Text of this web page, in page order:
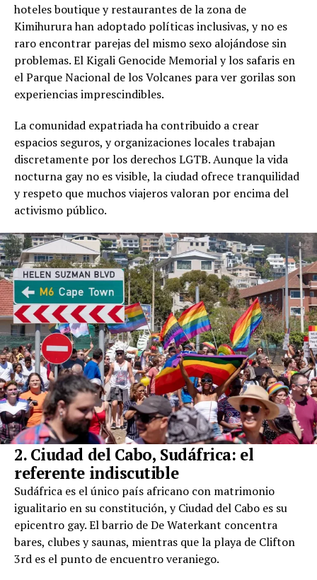
hoteles boutique y restaurantes de la zona de
Kimihurura han adoptado políticas inclusivas, y no es
raro encontrar parejas del mismo sexo alojándose sin
problemas. El Kigali Genocide Memorial y los safaris en
el Parque Nacional de los Volcanes para ver gorilas son
experiencias imprescindibles.
La comunidad expatriada ha contribuido a crear
espacios seguros, y organizaciones locales trabajan
discretamente por los derechos LGTB. Aunque la vida
nocturna gay no es visible, la ciudad ofrece tranquilidad
y respeto que muchos viajeros valoran por encima del
activismo público.
2. Ciudad del Cabo, Sudáfrica: el
referente indiscutible
Sudáfrica es el único país africano con matrimonio
igualitario en su constitución, y Ciudad del Cabo es su
epicentro gay. El barrio de De Waterkant concentra
bares, clubes y saunas, mientras que la playa de Clifton
3rd es el punto de encuentro veraniego.